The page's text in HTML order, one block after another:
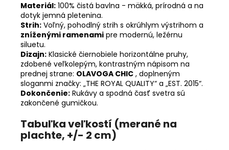
Materiál: 100% čistá bavlna - mäkká, prírodná a na
dotyk jemná pletenina.
Strih: Voľný, pohodlný strih s okrúhlym výstrihom a
zníženými ramenami pre modernú, ležérnu
siluetu.
Dizajn: Klasické čiernobiele horizontálne pruhy,
zdobené veľkolepým, kontrastným nápisom na
prednej strane: OLAVOGA CHIC , doplneným
sloganmi značky: „THE ROYAL QUALITY“ a „EST. 2015“.
Dokončenie: Rukávy a spodná časť svetra sú
zakončené gumičkou.
Tabuľka veľkostí (merané na
plachte, +/- 2 cm)